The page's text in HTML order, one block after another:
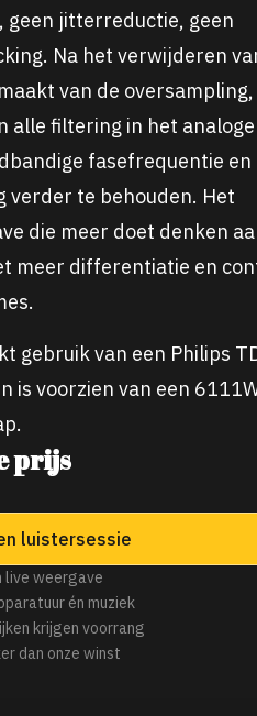
geen jitterreductie, geen
Na het verwijderen
van de oversampling,
alle filtering in het analoge
fasefrequentie en
verder te behouden. Het
die meer doet denken
meer differentiatie en
gebruik van een Philips
is voorzien van een
prijs
luistersessie
live weergave
én muziek
krijgen voorrang
dan onze winst